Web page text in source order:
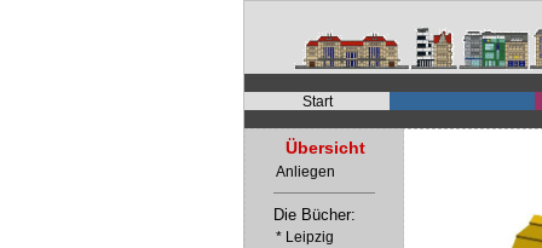
Start
Übersicht
Anliegen
Die Bücher:
* Leipzig